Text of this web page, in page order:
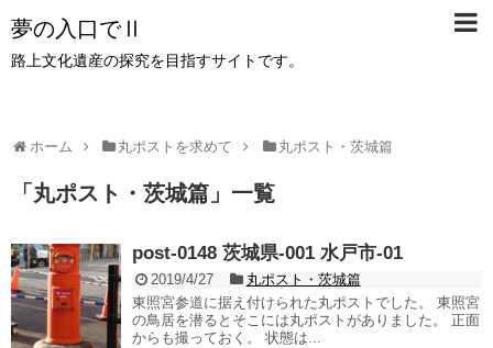
夢の入口でⅡ
路上文化遺産の探究を目指すサイトです。
ホーム 丸ポストを求めて 丸ポスト・茨城篇
「 丸ポスト・茨城篇 」 一覧
post-0148 茨城県-001 水戸市-01
2019/4/27
丸ポスト・茨城篇
東照宮参道に据え付けられた丸ポストでした。 東照宮
の鳥居を潜るとそこには丸ポストがありました。 正面
からも撮っておく。 状態は...